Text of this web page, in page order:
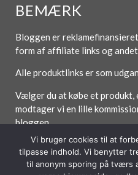
BEMÆRK
Bloggen er
form af affiliate links og
Alle produktlinks er som
Vælger du at købe et produkt,
modtager vi en lille
bloggen.
Vi bruger cookies til at
tilpasse indhold. Vi benytter
til anonym sporing på tværs